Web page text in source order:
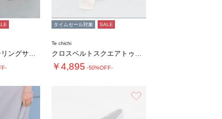
タイムセール対象 SALE
Te chichi
￥4,895 -50%OFF-